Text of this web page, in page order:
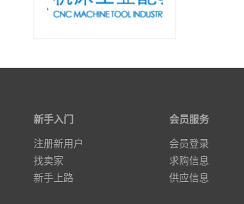
新手入门
注册新用户
找卖家
新手上路
会员服务
会员登录
求购信息
供应信息